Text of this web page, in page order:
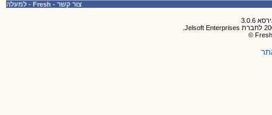
צור קשר -
Fresh
- למעלה